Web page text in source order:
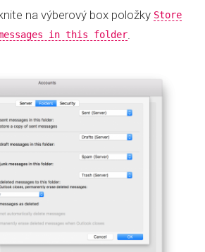
na výberový box položky Store
in this folder.